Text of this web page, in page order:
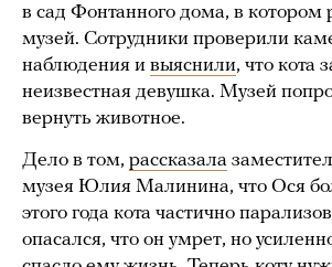
в сад Фонтанного дома, в котором
музей. Сотрудники проверили
наблюдения и выяснили, что кота
неизвестная девушка. Музей
вернуть животное.
Дело в том, рассказала
музея Юлия Малинина, что Ося
этого года кота частично
опасался, что он умрет, но